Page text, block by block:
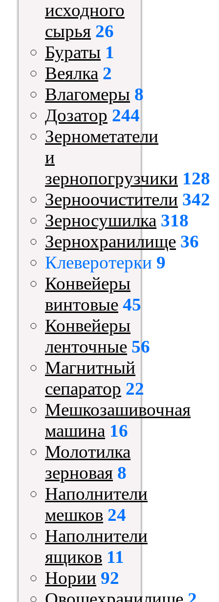
исходного
сырья 26
Бураты 1
Веялка 2
Влагомеры 8
Дозатор 244
Зернометатели
и
зернопогрузчики 128
Зерноочистители 342
Зерносушилка 318
Зернохранилище 36
Клеверотерки 9
Конвейеры
винтовые 45
Конвейеры
ленточные 56
Магнитный
сепаратор 22
Мешкозашивочная
машина 16
Молотилка
зерновая 8
Наполнители
мешков 24
Наполнители
ящиков 11
Нории 92